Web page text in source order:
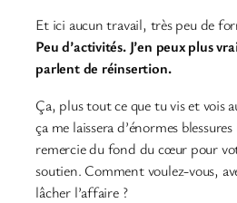
Et ici aucun travail, très peu de
Peu d’activités. J’en peux plus
parlent de réinsertion.
Ça, plus tout ce que tu vis et vois
ça me laissera d’énormes
remercie du fond du cœur pour
soutien. Comment voulez-vous,
lâcher l’affaire ?